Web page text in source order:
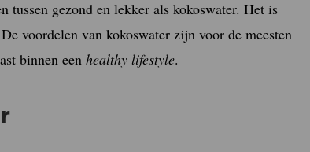
tussen gezond en lekker als kokoswater. Het is
voordelen van kokoswater zijn voor de meesten
binnen een healthy lifestyle.